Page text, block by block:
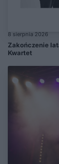
8 sierpnia 2026
Zakończenie
Kwartet